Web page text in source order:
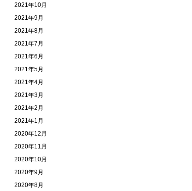
2021年10月
2021年9月
2021年8月
2021年7月
2021年6月
2021年5月
2021年4月
2021年3月
2021年2月
2021年1月
2020年12月
2020年11月
2020年10月
2020年9月
2020年8月